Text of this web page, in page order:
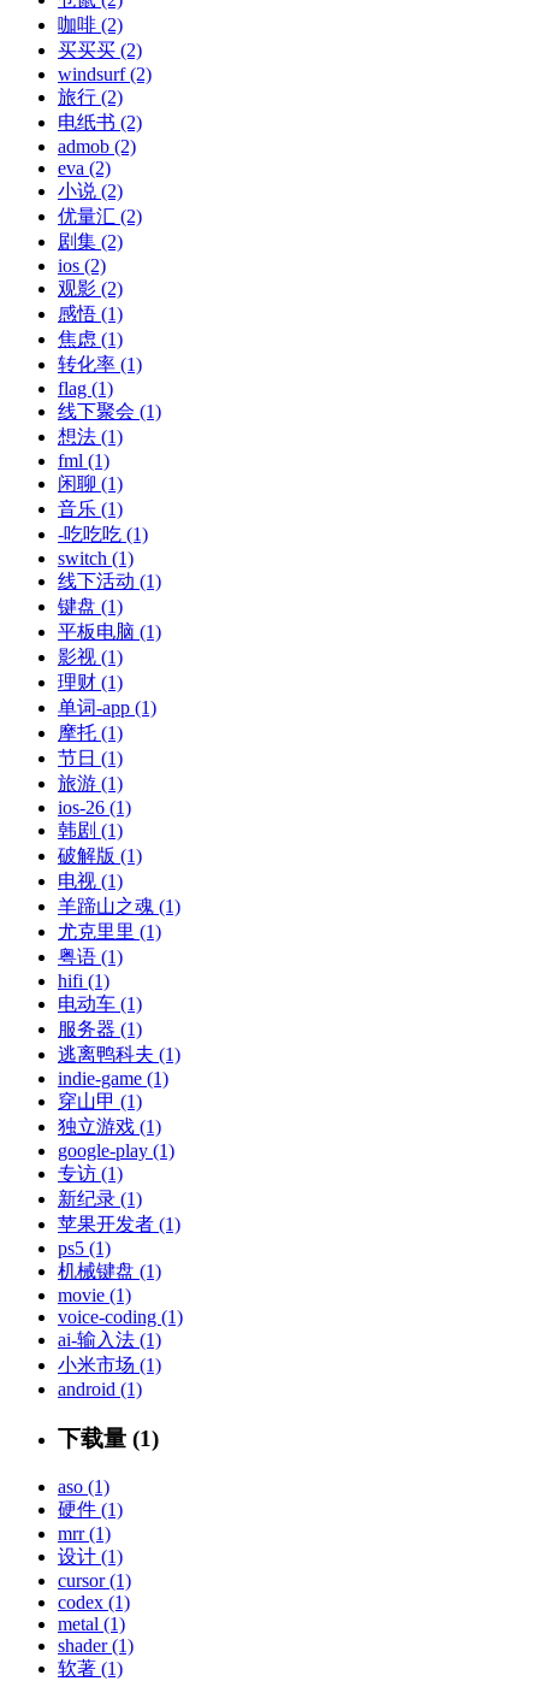
咖啡 (2)
买买买 (2)
windsurf (2)
旅行 (2)
电纸书 (2)
admob (2)
eva (2)
小说 (2)
优量汇 (2)
剧集 (2)
ios (2)
观影 (2)
感悟 (1)
焦虑 (1)
转化率 (1)
flag (1)
线下聚会 (1)
想法 (1)
fml (1)
闲聊 (1)
音乐 (1)
-吃吃吃 (1)
switch (1)
线下活动 (1)
键盘 (1)
平板电脑 (1)
影视 (1)
理财 (1)
单词-app (1)
摩托 (1)
节日 (1)
旅游 (1)
ios-26 (1)
韩剧 (1)
破解版 (1)
电视 (1)
羊蹄山之魂 (1)
尤克里里 (1)
粤语 (1)
hifi (1)
电动车 (1)
服务器 (1)
逃离鸭科夫 (1)
indie-game (1)
穿山甲 (1)
独立游戏 (1)
google-play (1)
专访 (1)
新纪录 (1)
苹果开发者 (1)
ps5 (1)
机械键盘 (1)
movie (1)
voice-coding (1)
ai-输入法 (1)
小米市场 (1)
android (1)
下载量 (1)
aso (1)
硬件 (1)
mrr (1)
设计 (1)
cursor (1)
codex (1)
metal (1)
shader (1)
软著 (1)